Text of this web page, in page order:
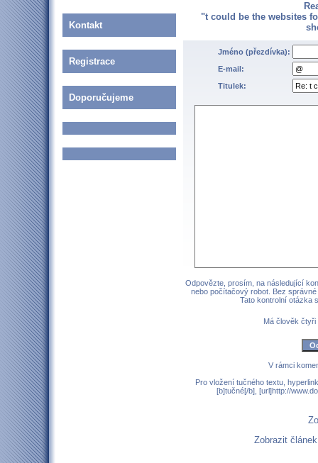
Kontakt
Registrace
Doporučujeme
"t could be the websites
Jméno (přezdívka):
E-mail:
Titulek:
Odpovězte, prosím, na následující
nebo počítačový robot. Bez
Tato kontrolní otázka
Má člověk
V rámci
Pro vložení tučného textu,
[b]tučné[/b], [url]http://
Zobrazit